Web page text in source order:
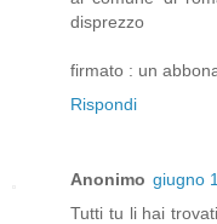
disprezzo
firmato : un
Rispondi
Anonimo giugno
Tutti tu li hai